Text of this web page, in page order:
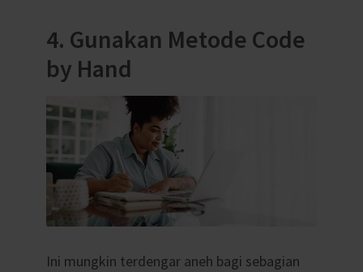
4. Gunakan Metode Code
by Hand
Ini mungkin terdengar aneh bagi sebagian